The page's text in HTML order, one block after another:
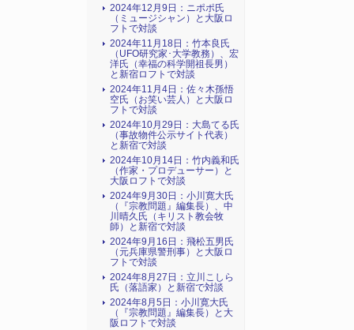
2024年12月9日：ニポポ氏
（ミュージシャン）と大阪ロ
フトで対談
2024年11月18日：竹本良氏
（UFO研究家･大学教務）、宏
洋氏（幸福の科学開祖長男）
と新宿ロフトで対談
2024年11月4日：佐々木孫悟
空氏（お笑い芸人）と大阪ロ
フトで対談
2024年10月29日：大島てる氏
（事故物件公示サイト代表）
と新宿で対談
2024年10月14日：竹内義和氏
（作家・プロデューサー）と
大阪ロフトで対談
2024年9月30日：小川寛大氏
（『宗教問題』編集長）、中
川晴久氏（キリスト教会牧
師）と新宿で対談
2024年9月16日：飛松五男氏
（元兵庫県警刑事）と大阪ロ
フトで対談
2024年8月27日：立川こしら
氏（落語家）と新宿で対談
2024年8月5日：小川寛大氏
（『宗教問題』編集長）と大
阪ロフトで対談